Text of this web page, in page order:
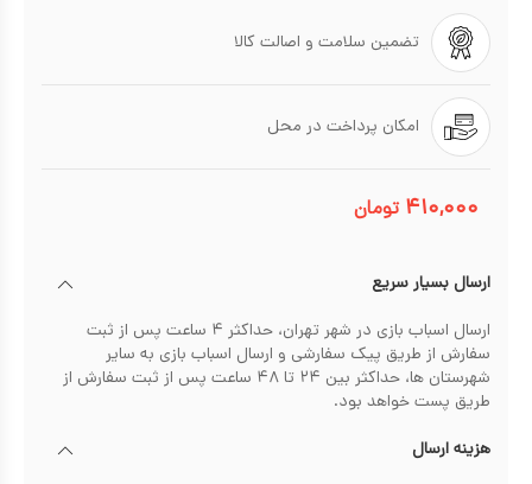
تضمین سلامت و اصالت کالا
امکان پرداخت در محل
۴۱۰,۰۰۰ تومان
ارسال بسیار سریع
ارسال اسباب بازی در شهر تهران، حداکثر ۴ ساعت پس از ثبت
سفارش از طریق پیک سفارشی و ارسال اسباب بازی به سایر
شهرستان ها، حداکثر بین ۲۴ تا ۴۸ ساعت پس از ثبت سفارش از
طریق پست خواهد بود.
هزینه ارسال